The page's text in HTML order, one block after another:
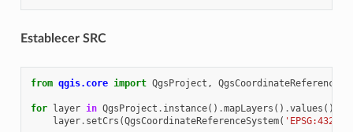
Establecer SRC
from qgis.core import QgsProject ,
for layer in QgsProject . instance() .mapLayers () .values ():
layer. setCrs (QgsCoordinateReferenceSystem( 'EPSG:4326'